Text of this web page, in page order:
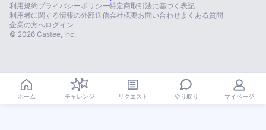
利用規約プライバシーポリシー特定商取引法に基づく表記
利用者に関する情報の外部送信会社概要お問い合わせ よくある質問
企業の方へログイン
© 2026 Castee, Inc.
ホーム チャレンジ リクエスト やり取り マイページ